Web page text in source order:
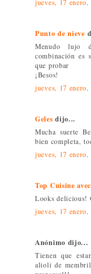
jueves, 17 enero,
Punto de nieve
Menudo lujo
combinación es
que probar
¡Besos!
jueves, 17 enero,
Geles dijo...
Mucha suerte
bien completa,
jueves, 17 enero,
Top Cuisine
Looks delicious!
jueves, 17 enero,
Anónimo dijo...
Tienen que
alioli de